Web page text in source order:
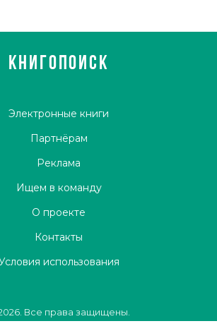
КНИГОПОИСК
Электронные книги
Партнёрам
Реклама
Ищем в команду
О проекте
Контакты
использования
Все права защищены.